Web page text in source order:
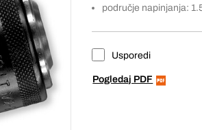
područje napinjanja:
Usporedi
Pogledaj PDF